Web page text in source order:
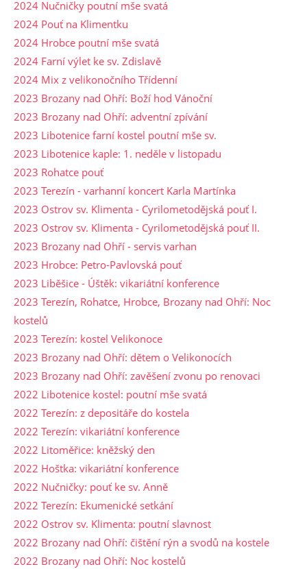
2024 Nučničky poutní mše svatá
2024 Pouť na Klimentku
2024 Hrobce poutní mše svatá
2024 Farní výlet ke sv. Zdislavě
2024 Mix z velikonočního Třídenní
2023 Brozany nad Ohří: Boží hod Vánoční
2023 Brozany nad Ohří: adventní zpívání
2023 Libotenice farní kostel poutní mše sv.
2023 Libotenice kaple: 1. neděle v listopadu
2023 Rohatce pouť
2023 Terezín - varhanní koncert Karla Martínka
2023 Ostrov sv. Klimenta - Cyrilometodějská pouť I.
2023 Ostrov sv. Klimenta - Cyrilometodějská pouť II.
2023 Brozany nad Ohří - servis varhan
2023 Hrobce: Petro-Pavlovská pouť
2023 Liběšice - Úštěk: vikariátní konference
2023 Terezín, Rohatce, Hrobce, Brozany nad Ohří: Noc
kostelů
2023 Terezín: kostel Velikonoce
2023 Brozany nad Ohří: dětem o Velikonocích
2023 Brozany nad Ohří: zavěšení zvonu po renovaci
2022 Libotenice kostel: poutní mše svatá
2022 Terezín: z depositáře do kostela
2022 Terezín: vikariátní konference
2022 Litoměřice: kněžský den
2022 Hoštka: vikariátní konference
2022 Nučničky: pouť ke sv. Anně
2022 Terezín: Ekumenické setkání
2022 Ostrov sv. Klimenta: poutní slavnost
2022 Brozany nad Ohří: čištění rýn a svodů na kostele
2022 Brozany nad Ohří: Noc kostelů